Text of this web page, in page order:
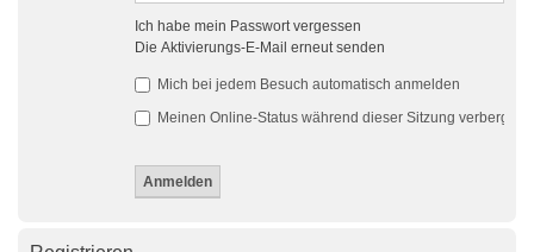
Ich habe mein Passwort vergessen
Die Aktivierungs-E-Mail erneut senden
Mich bei jedem Besuch automatisch anmelden
Meinen Online-Status während dieser Sitzung verbergen